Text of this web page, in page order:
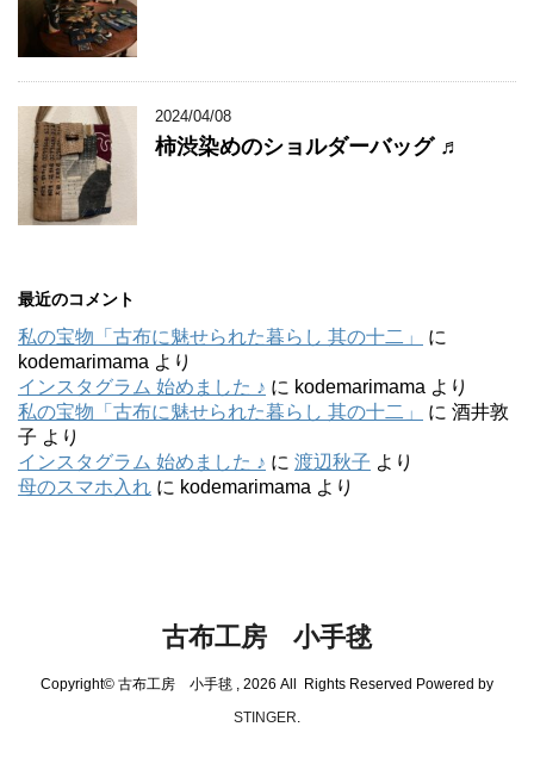
2024/04/08
柿渋染めのショルダーバッグ ♬
最近のコメント
私の宝物「古布に魅せられた暮らし 其の十二」
に
kodemarimama より
インスタグラム 始めました ♪ に kodemarimama より
私の宝物「古布に魅せられた暮らし 其の十二」
に 酒井敦
子 より
インスタグラム 始めました ♪ に 渡辺秋子 より
母のスマホ入れ に kodemarimama より
古布工房 小手毬
Copyright© 古布工房 小手毬 , 2026 All Rights Reserved Powered by
STINGER